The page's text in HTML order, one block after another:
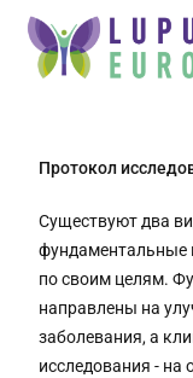
Протокол
Существуют два
фундаментальные
по своим целям.
направлены на
заболевания, а
исследования - на